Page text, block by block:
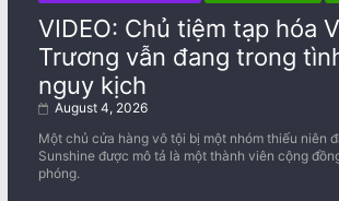
VIDEO: Chủ tiệm tạp hóa
Trương vẫn đang trong
nguy kịch
August 4, 2026
Một chủ cửa hàng vô tội bị một nhóm thiếu niên
Sunshine được mô tả là một thành viên cộng
phóng.